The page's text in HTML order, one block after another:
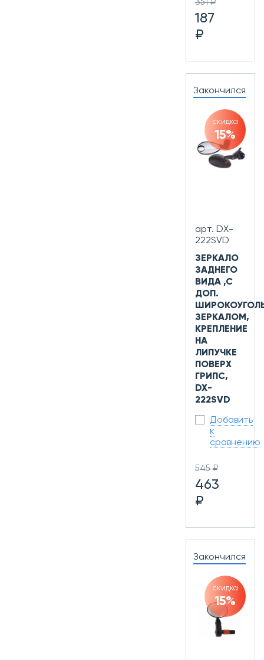
351 ₽
187
₽
Закончился
скидка
15%
арт. DX-
222SVD
ЗЕРКАЛО
ЗАДНЕГО
ВИДА ,С
ДОП.
ЗЕРКАЛОМ,
КРЕПЛЕНИЕ
НА
ЛИПУЧКЕ
ПОВЕРХ
ГРИПС,
DX-
222SVD
Добавить
к
сравнению
545 ₽
463
₽
Закончился
скидка
15%